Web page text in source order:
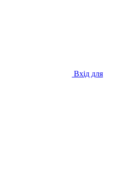
Вхід для